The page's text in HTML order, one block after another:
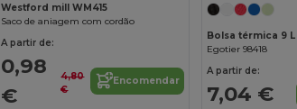
Westford mill WM415
Saco de aniagem com cordão
A partir de:
0,98
€
4,80
€
Encomendar
Bolsa térmica 9
Egotier 98418
A partir de:
7,04 €